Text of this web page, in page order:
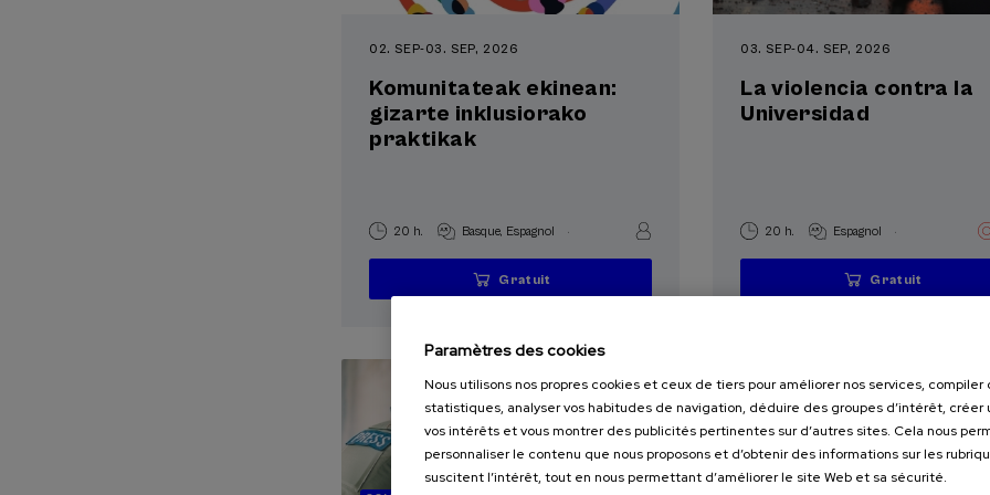
02. SEP-03. SEP, 2026
Komunitateak ekinean:
gizarte inklusiorako
praktikak
20 h. Basque Espagnol .
...
Gratuit
Dernières
Gratuit
Date
Liste
Période
03. SEP-04. SEP, 2026
La violencia contra la
Universidad
20 h. Espagnol .
...
Gratuit
Dernières
Gratuit
Date
Liste
Période
Paramètres des cookies
Nous utilisons nos propres cookies et ceux de tiers pour améliorer nos services, compiler
statistiques, analyser vos habitudes de navigation, déduire des groupes d’intérêt, créer
vos intérêts et vous montrer des publicités pertinentes sur d’autres sites. Cela nous
personnaliser le contenu que nous proposons et d’obtenir des informations sur les
suscitent l’intérêt, tout en nous permettant d’améliorer le site Web et sa sécurité.